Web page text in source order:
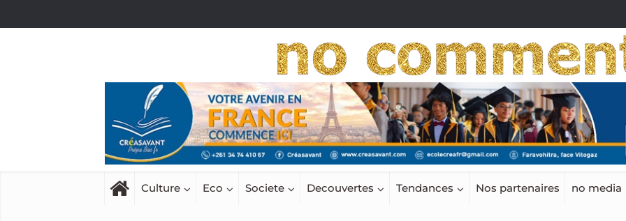
Culture Eco Societe Decouvertes Tendances Nos partenaires no media